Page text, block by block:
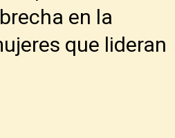
en la
que lideran